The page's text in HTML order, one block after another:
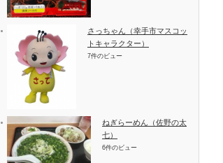
さっちゃん（幸手市マスコッ
トキャラクター）
7件のビュー
ねぎらーめん（佐野の太
七）
6件のビュー